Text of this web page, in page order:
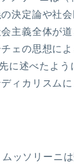
決定論や社
主義全体が
ェの思想に
に述べたよう
ィカリスム
ッソリーニ